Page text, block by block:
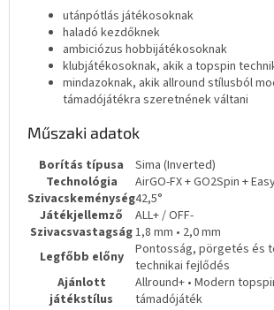
utánpótlás játékosoknak
haladó kezdőknek
ambiciózus hobbijátékosoknak
klubjátékosoknak, akik a topspin
mindazoknak, akik allround stílusból
támadójátékra szeretnének váltani
Műszaki adatok
Borítás típusa
Sima (Inverted)
Technológia
AirGO-FX + GO2Spin +
Szivacskeménység42,5°
Játékjellemző
ALL+ / OFF-
Szivacsvastagság1,8 mm • 2,0 mm
Legfőbb előny
Pontosság, pörgetés és
technikai fejlődés
Ajánlott
játékstílus
Allround+ • Modern
támadójáték